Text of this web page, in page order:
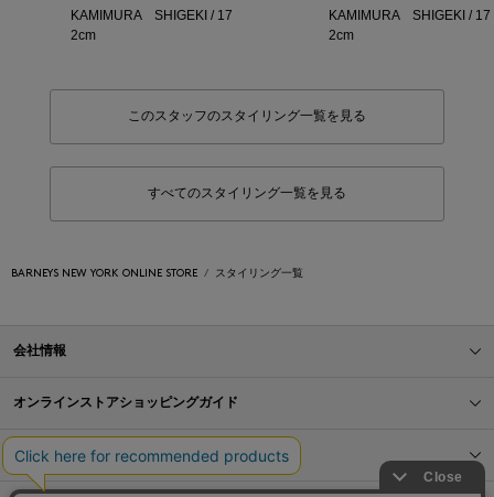
KAMIMURA SHIGEKI / 17
2cm
KAMIMURA SHIGEKI / 17
2cm
このスタッフのスタイリング一覧を見る
すべてのスタイリング一覧を見る
BARNEYS NEW YORK ONLINE STORE スタイリング一覧
会社情報
オンラインストアショッピングガイド
店舗情報